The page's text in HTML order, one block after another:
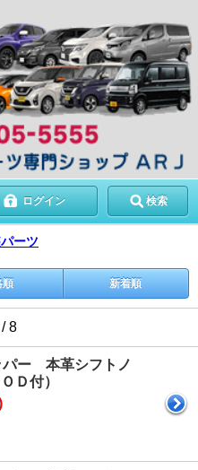
ログイン 検索
ーツ
順 新着順
8
パー 本革シフトノ
Ｄ付）